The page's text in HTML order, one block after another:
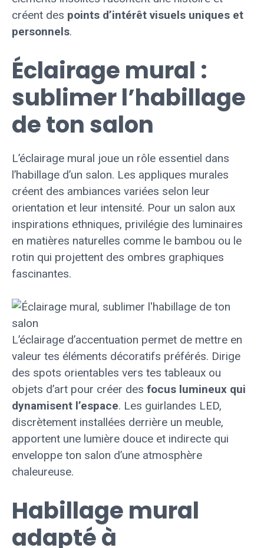
créent des points d’intérêt visuels uniques et
personnels.
Éclairage mural :
sublimer l’habillage
de ton salon
L’éclairage mural joue un rôle essentiel dans
l’habillage d’un salon. Les appliques murales
créent des ambiances variées selon leur
orientation et leur intensité. Pour un salon aux
inspirations ethniques, privilégie des luminaires
en matières naturelles comme le bambou ou le
rotin qui projettent des ombres graphiques
fascinantes.
L’éclairage d’accentuation permet de mettre en
valeur tes éléments décoratifs préférés. Dirige
des spots orientables vers tes tableaux ou
objets d’art pour créer des focus lumineux qui
dynamisent l’espace. Les guirlandes LED,
discrètement installées derrière un meuble,
apportent une lumière douce et indirecte qui
enveloppe ton salon d’une atmosphère
chaleureuse.
Habillage mural
adapté à